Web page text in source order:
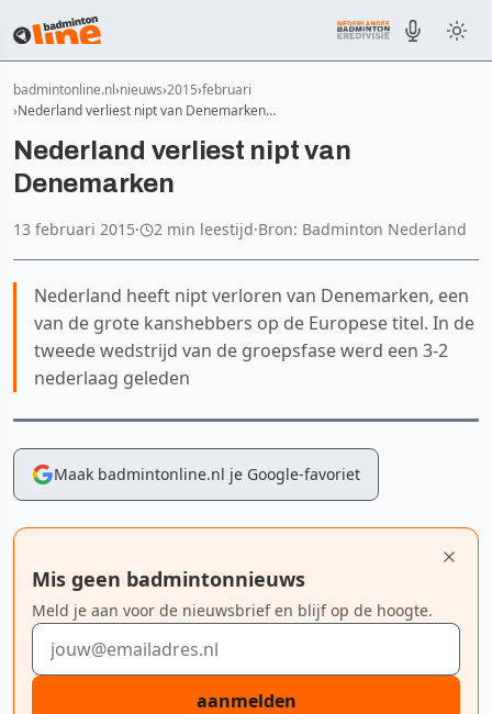
badmintonline.nl nieuws 2015 februari
Nederland verliest nipt van Denemarken…
Nederland verliest nipt van
Denemarken
13 februari 2015· 2 min leestijd·Bron: Badminton Nederland
Nederland heeft nipt verloren van Denemarken, een
van de grote kanshebbers op de Europese titel. In de
tweede wedstrijd van de groepsfase werd een 3-2
nederlaag geleden
Maak badmintonline.nl je Google-favoriet
Mis geen badmintonnieuws
Meld je aan voor de nieuwsbrief en blijf op de hoogte.
E-mailadres
aanmelden